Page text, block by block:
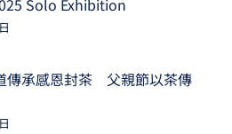
傳承感恩封茶 父親節以茶傳